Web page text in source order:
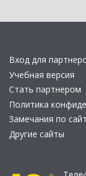
Вход для
Учебная версия
Стать партнером
Политика
Замечания по
Другие сайты